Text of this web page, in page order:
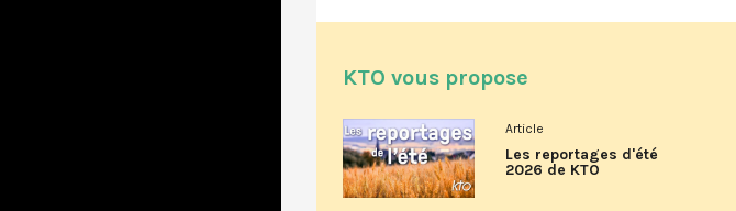
KTO vous propose
Article
Les reportages d'été
2026 de KTO